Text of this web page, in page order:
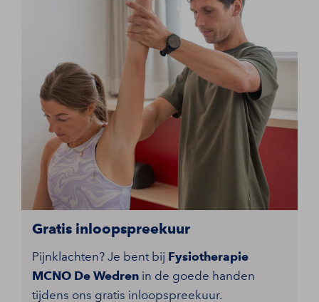
Gratis inloopspreekuur
Pijnklachten? Je bent bij Fysiotherapie
MCNO De Wedren in de goede handen
tijdens ons gratis inloopspreekuur.